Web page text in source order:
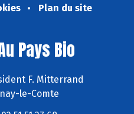
Plan du site
Pays Bio
F. Mitterrand
le-Comte